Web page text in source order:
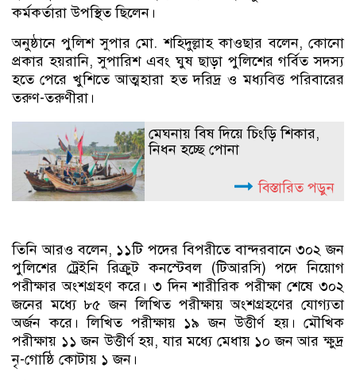
কর্মকর্তারা উপস্থিত ছিলেন।
অনুষ্ঠানে পুলিশ সুপার মো. শহিদুল্লাহ কাওছার বলেন, কোনো
প্রকার হয়রানি, সুপারিশ এবং ঘুষ ছাড়া পুলিশের গর্বিত সদস্য
হতে পেরে খুশিতে আত্মহারা হত দরিদ্র ও মধ্যবিত্ত পরিবারের
তরুণ-তরুণীরা।
মেঘনায় বিষ দিয়ে চিংড়ি শিকার,
নিধন হচ্ছে পোনা
বিস্তারিত পড়ুন
তিনি আরও বলেন, ১১টি পদের বিপরীতে বান্দরবানে ৩০২ জন
পুলিশের ট্রেইনি রিক্রুট কনস্টেবল (টিআরসি) পদে নিয়োগ
পরীক্ষার অংশগ্রহণ করে। ৩ দিন শারীরিক পরীক্ষা শেষে ৩০২
জনের মধ্যে ৮৫ জন লিখিত পরীক্ষায় অংশগ্রহণের যোগ্যতা
অর্জন করে। লিখিত পরীক্ষায় ১৯ জন উত্তীর্ণ হয়। মৌখিক
পরীক্ষায় ১১ জন উত্তীর্ণ হয়, যার মধ্যে মেধায় ১০ জন আর ক্ষুদ্র
নৃ-গোষ্ঠি কোটায় ১ জন।